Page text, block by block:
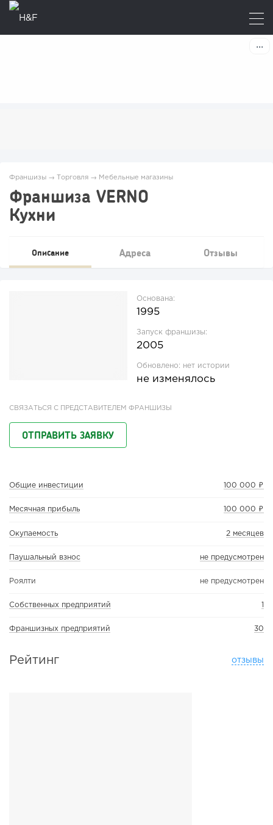
Франшизы → Торговля → Мебельные магазины
Франшиза VERNO
Кухни
Описание Адреса Отзывы
Основана:
1995
Запуск франшизы:
2005
Обновлено: нет истории
не изменялось
СВЯЗАТЬСЯ С ПРЕДСТАВИТЕЛЕМ ФРАНШИЗЫ
ОТПРАВИТЬ ЗАЯВКУ
Общие инвестиции 100 000 ₽
Месячная прибыль 100 000 ₽
Окупаемость 2 месяцев
Паушальный взнос не предусмотрен
Роялти не предусмотрен
Собственных предприятий 1
Франшизных предприятий 30
Рейтинг отзывы